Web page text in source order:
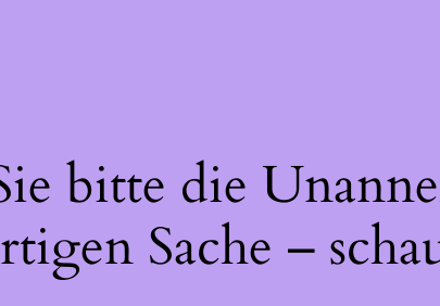
bitte die
Sache –